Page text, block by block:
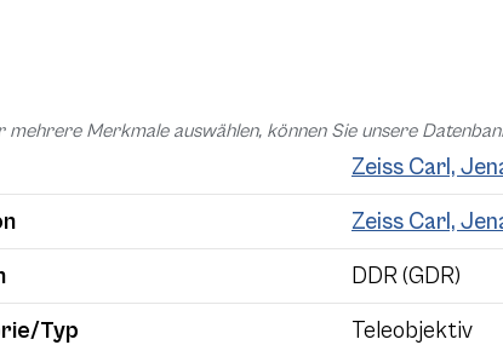
mehrere Merkmale auswählen, können Sie unsere
Zeiss Carl,
Zeiss Carl,
DDR (GDR)
Typ Teleobjektiv